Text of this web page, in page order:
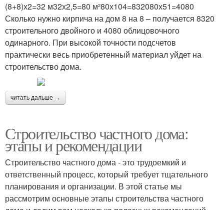
(8+8)х2=32 м32х2,5=80 м²80х104=832080х51=4080
Сколько нужно кирпича на дом 8 на 8 – получается 8320
строительного двойного и 4080 облицовочного
одинарного. При высокой точности подсчетов
практически весь приобретенный материал уйдет на
строительство дома.
читать дальше →
Строительство частного дома:
этапы и рекомендации
Строительство частного дома - это трудоемкий и
ответственный процесс, который требует тщательного
планирования и организации. В этой статье мы
рассмотрим основные этапы строительства частного